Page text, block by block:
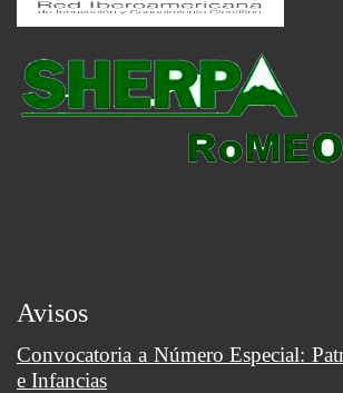
Avisos
Convocatoria a Número Especial:
e Infancias